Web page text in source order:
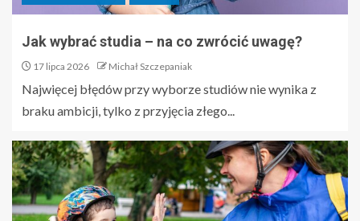
Jak wybrać studia – na co zwrócić uwagę?
17 lipca 2026 Michał Szczepaniak
Najwięcej błędów przy wyborze studiów nie wynika z
braku ambicji, tylko z przyjęcia złego...